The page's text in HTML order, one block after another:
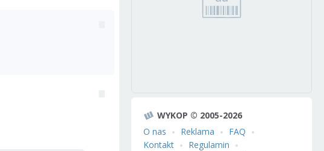
WYKOP © 2005-2026
O nas
Reklama
FAQ
Kontakt
Regulamin